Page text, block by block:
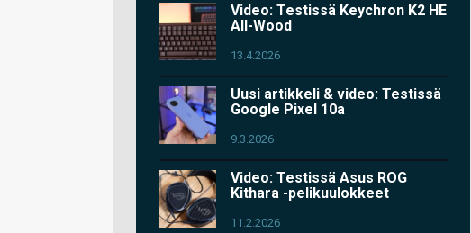
Video: Testissä Keychron K2 HE
All-Wood
13.4.2026
Uusi artikkeli & video: Testissä
Google Pixel 10a
9.3.2026
Video: Testissä Asus ROG
Kithara -pelikuulokkeet
11.2.2026